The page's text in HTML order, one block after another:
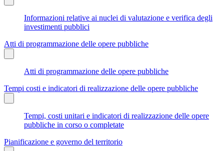
Informazioni relative ai nuclei di valutazione e verifica degli
investimenti pubblici
Atti di programmazione delle opere pubbliche
Atti di programmazione delle opere pubbliche
Tempi costi e indicatori di realizzazione delle opere pubbliche
Tempi, costi unitari e indicatori di realizzazione delle opere
pubbliche in corso o completate
Pianificazione e governo del territorio